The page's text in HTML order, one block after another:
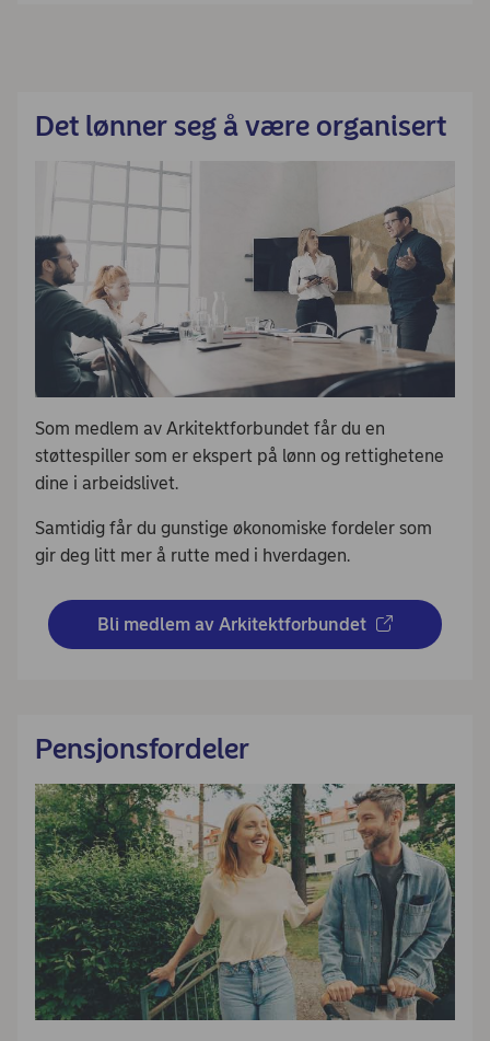
Det lønner seg å være organisert
Som medlem av Arkitektforbundet får du en
støttespiller som er ekspert på lønn og rettighetene
dine i arbeidslivet.
Samtidig får du gunstige økonomiske fordeler som
gir deg litt mer å rutte med i hverdagen.
Bli medlem av Arkitektforbundet
Pensjonsfordeler